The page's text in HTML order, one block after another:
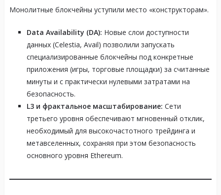
Монолитные блокчейны уступили место «конструкторам».
Data Availability (DA): Новые слои доступности
данных (Celestia, Avail) позволили запускать
специализированные блокчейны под конкретные
приложения (игры, торговые площадки) за считанные
минуты и с практически нулевыми затратами на
безопасность.
L3 и фрактальное масштабирование: Сети
третьего уровня обеспечивают мгновенный отклик,
необходимый для высокочастотного трейдинга и
метавселенных, сохраняя при этом безопасность
основного уровня Ethereum.